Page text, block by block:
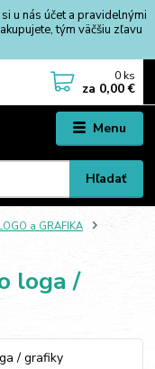
u nás účet a pravidelnými
tým väčšiu zľavu
Menu
Hľadať
0 ks
za 0,00 €
a GRAFIKA
loga /